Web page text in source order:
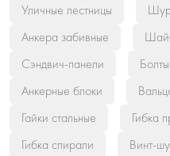
Уличные лестницы
Анкера забивные
Сэндвич-панели
Анкерные блоки
Гайки стальные
Гибка
Гибка спирали
Винт-